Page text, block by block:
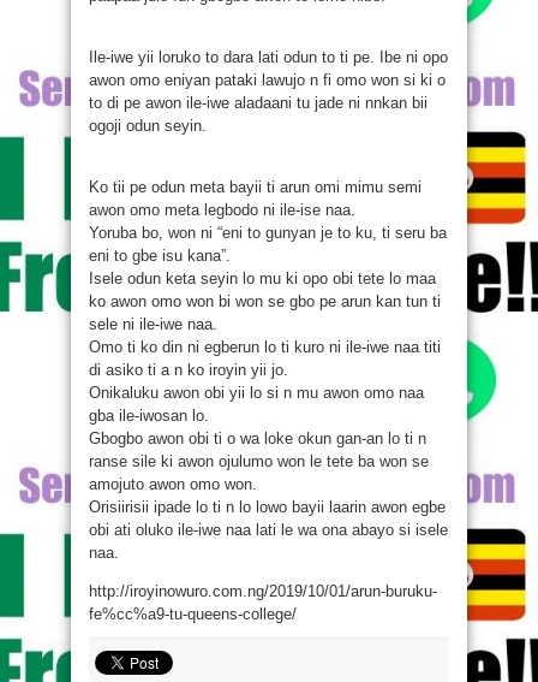
Ile-iwe yii loruko to dara lati odun to ti pe. Ibe ni opo
awon omo eniyan pataki lawujo n fi omo won si ki o
to di pe awon ile-iwe aladaani tu jade ni nnkan bii
ogoji odun seyin.
Ko tii pe odun meta bayii ti arun omi mimu semi
awon omo meta legbodo ni ile-ise naa.
Yoruba bo, won ni “eni to gunyan je to ku, ti seru ba
eni to gbe isu kana”.
Isele odun keta seyin lo mu ki opo obi tete lo maa
ko awon omo won bi won se gbo pe arun kan tun ti
sele ni ile-iwe naa.
Omo ti ko din ni egberun lo ti kuro ni ile-iwe naa titi
di asiko ti a n ko iroyin yii jo.
Onikaluku awon obi yii lo si n mu awon omo naa
gba ile-iwosan lo.
Gbogbo awon obi ti o wa loke okun gan-an lo ti n
ranse sile ki awon ojulumo won le tete ba won se
amojuto awon omo won.
Orisiirisii ipade lo ti n lo lowo bayii laarin awon egbe
obi ati oluko ile-iwe naa lati le wa ona abayo si isele
naa.
http://iroyinowuro.com.ng/2019/10/01/arun-buruku-
fe%cc%a9-tu-queens-college/